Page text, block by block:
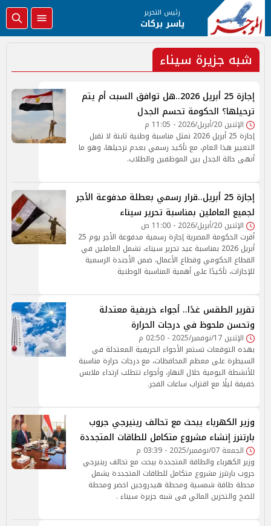
رئيس التحرير
ياسر بركات
شبه جزيرة سيناء
إجازة 25 أبريل 2026..هل توافق السبت أم يتم
ترحيلها؟ الحكومة تحسم الجدل
الإثنين 20/أبريل/2026 - 11:05 م
إجازة 25 أبريل 2026 تمثل مناسبة وطنية ثابتة لا تقبل
التغيير هذا العام، مع تأكيد رسمي بعدم ترحيلها، وهو ما
أنهى حالة الجدل بين الموظفين والطلاب.
إجازة 25 أبريل..قرار رسمي بعطلة مدفوعة الأجر
لجميع العاملين بمناسبة تحرير سيناء
الإثنين 20/أبريل/2026 - 11:00 ص
أقرت الحكومة المصرية إجازة رسمية مدفوعة الأجر يوم 25
أبريل 2026 بمناسبة عيد تحرير سيناء، تشمل العاملين في
القطاع الحكومي وقطاع الأعمال، ضمن الأجندة الرسمية
للإجازات، تأكيدًا على أهمية المناسبة الوطنية
تقرير الطقس غدًا.. أجواء خريفية معتدلة
وتحسن ملحوظ في درجات الحرارة
الإثنين 17/نوفمبر/2025 - 02:50 م
بهذه التوقعات تستمر الأجواء الخريفية المعتدلة في
السيطرة على معظم المحافظات، مع درجات حرارة مناسبة
للأنشطة اليومية خلال النهار، وأجواء تتطلب ارتداء ملابس
خفيفة ليلًا مع اقتراب ساعات الفجر.
وزير الكهرباء يبحث مع تحالف رينيرجي جروب
بارتنرز إنشاء مشروع متكامل للطاقات المتجددة
الجمعة 07/نوفمبر/2025 - 03:39 م
وزير الكهرباء والطاقة المتجددة يبحث مع تحالف رينيرجي
جروب بارتنرز مشروع متكامل للطاقات المتجددة يشمل
محطة طاقة شمسية ومحطة هيدروجين اخضر ومحطة
للضخ والتخزين المائي فى شبه جزيرة سيناء .